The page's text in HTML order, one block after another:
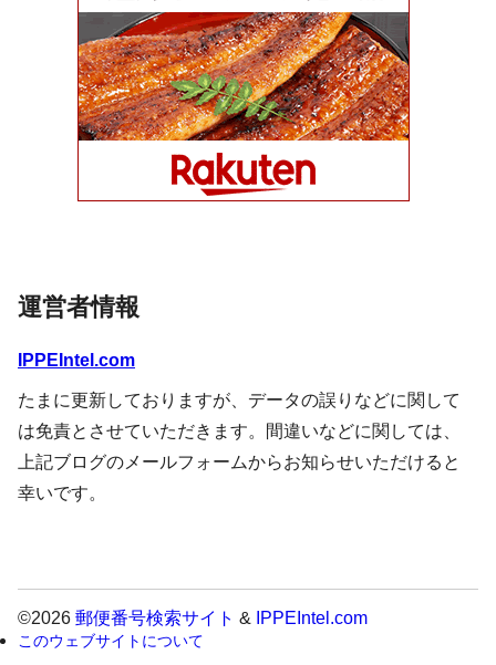
運営者情報
IPPEIntel.com
たまに更新しておりますが、データの誤りなどに関して
は免責とさせていただきます。間違いなどに関しては、
上記ブログのメールフォームからお知らせいただけると
幸いです。
©2026 郵便番号検索サイト & IPPEIntel.com
このウェブサイトについて